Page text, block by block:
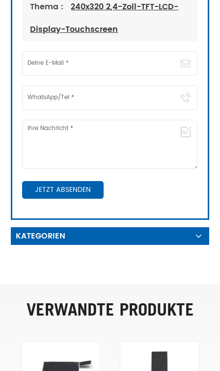
Thema :
240x320 2,4-Zoll-TFT-LCD-
Display-Touchscreen
JETZT ABSENDEN
KATEGORIEN
VERWANDTE PRODUKTE